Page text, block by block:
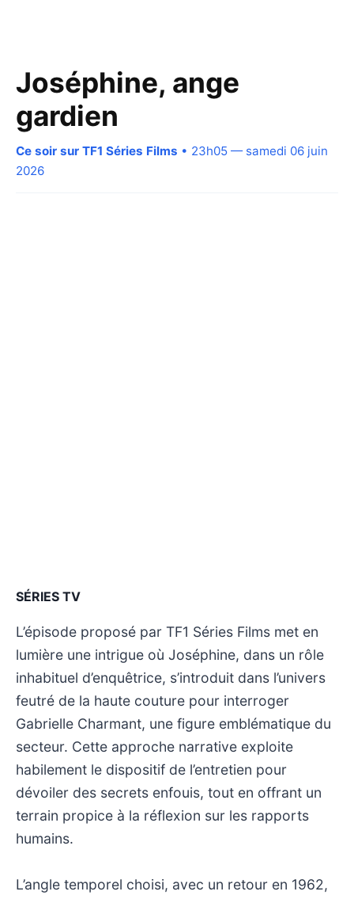
Joséphine, ange
gardien
Ce soir sur TF1 Séries Films • 23h05 — samedi 06 juin
2026
SÉRIES TV
L’épisode proposé par TF1 Séries Films met en
lumière une intrigue où Joséphine, dans un rôle
inhabituel d’enquêtrice, s’introduit dans l’univers
feutré de la haute couture pour interroger
Gabrielle Charmant, une figure emblématique du
secteur. Cette approche narrative exploite
habilement le dispositif de l’entretien pour
dévoiler des secrets enfouis, tout en offrant un
terrain propice à la réflexion sur les rapports
humains.
L’angle temporel choisi, avec un retour en 1962,